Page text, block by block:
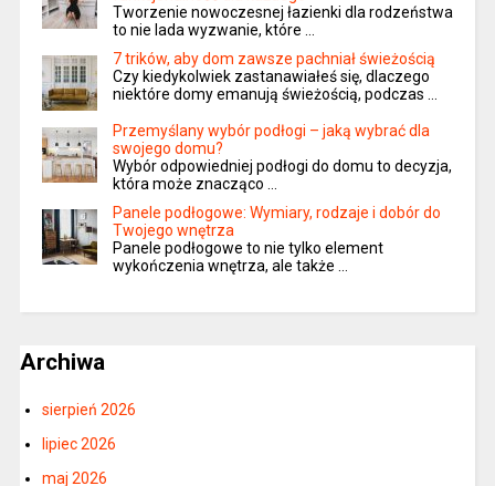
Tworzenie nowoczesnej łazienki dla rodzeństwa
to nie lada wyzwanie, które …
7 trików, aby dom zawsze pachniał świeżością
Czy kiedykolwiek zastanawiałeś się, dlaczego
niektóre domy emanują świeżością, podczas …
Przemyślany wybór podłogi – jaką wybrać dla
swojego domu?
Wybór odpowiedniej podłogi do domu to decyzja,
która może znacząco …
Panele podłogowe: Wymiary, rodzaje i dobór do
Twojego wnętrza
Panele podłogowe to nie tylko element
wykończenia wnętrza, ale także …
Archiwa
sierpień 2026
lipiec 2026
maj 2026